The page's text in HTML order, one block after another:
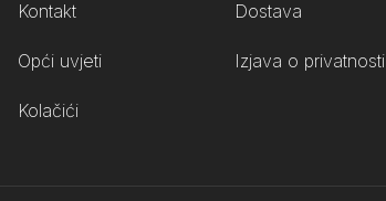
Kontakt
Opći uvjeti
Kolačići
Dostava
Izjava o privatnosti